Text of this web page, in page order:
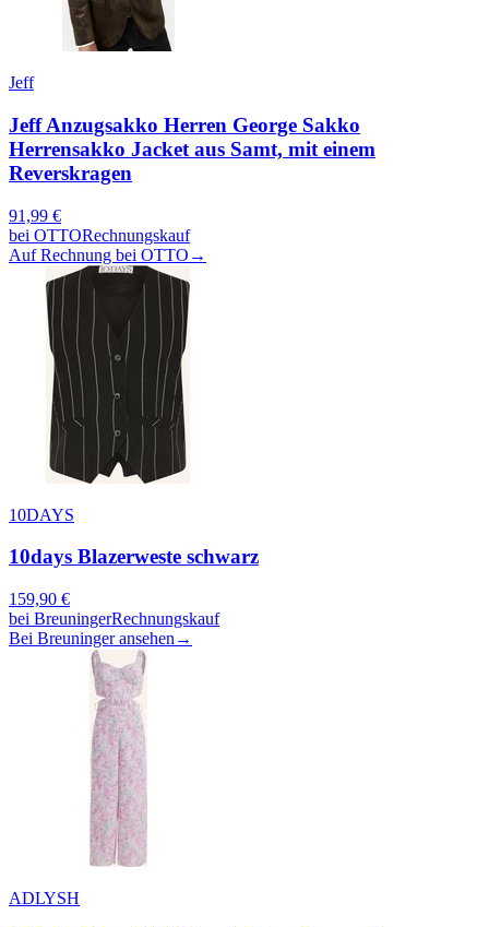
Jeff
Jeff Anzugsakko Herren George Sakko
Herrensakko Jacket aus Samt, mit einem
Reverskragen
91,99 €
bei OTTORechnungskauf
Auf Rechnung bei OTTO →
10DAYS
10days Blazerweste schwarz
159,90 €
bei BreuningerRechnungskauf
Bei Breuninger ansehen →
ADLYSH